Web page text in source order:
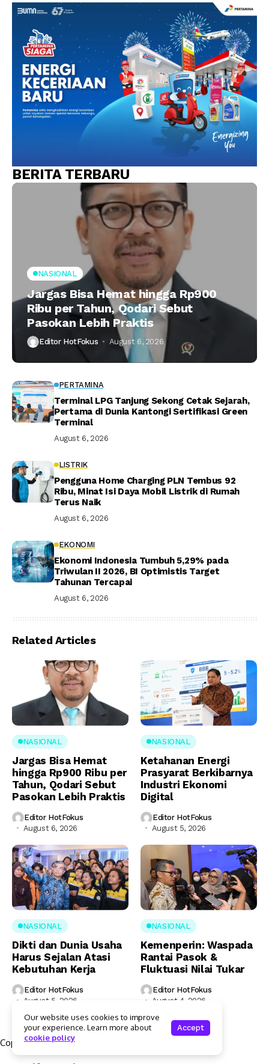
BERITA TERBARU
NASIONAL
Jargas Bisa Hemat hingga Rp900
Ribu per Tahun, Qodari Sebut
Pasokan Lebih Praktis
Editor HotFokus August 6, 2026
PERTAMINA
Terminal LPG Tanjung Sekong Cetak Sejarah,
Pertama di Dunia Kantongi Sertifikasi Green
Terminal
August 6, 2026
LISTRIK
Pengguna Home Charging PLN Tembus 92
Ribu, Minat Isi Daya Mobil Listrik di Rumah
Terus Naik
August 6, 2026
EKONOMI
Ekonomi Indonesia Tumbuh 5,29% pada
Triwulan II 2026, BI Optimistis Target
Tahunan Tercapai
August 6, 2026
Related Articles
NASIONAL
Jargas Bisa Hemat
hingga Rp900 Ribu per
Tahun, Qodari Sebut
Pasokan Lebih Praktis
Editor HotFokus
August 6, 2026
NASIONAL
Ketahanan Energi
Prasyarat Berkibarnya
Industri Ekonomi
Digital
Editor HotFokus
August 5, 2026
NASIONAL
Dikti dan Dunia Usaha
Harus Sejalan Atasi
Kebutuhan Kerja
Editor HotFokus
August 5, 2026
NASIONAL
Kemenperin: Waspada
Rantai Pasok &
Fluktuasi Nilai Tukar
Editor HotFokus
August 4, 2026
Copyright © 2025 Hotfokus.com | All rights reserved
Our website uses cookies to improve
your experience. Learn more about
cookie policy
Accept